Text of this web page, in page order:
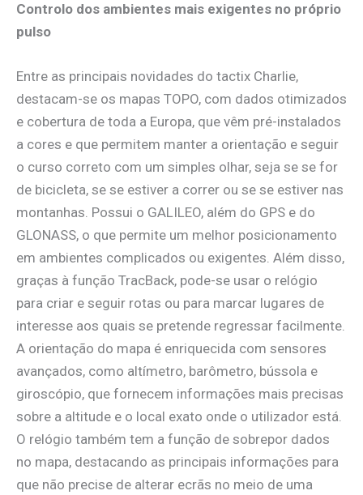
Controlo dos ambientes mais exigentes no próprio
pulso
Entre as principais novidades do tactix Charlie,
destacam-se os mapas TOPO, com dados otimizados
e cobertura de toda a Europa, que vêm pré-instalados
a cores e que permitem manter a orientação e seguir
o curso correto com um simples olhar, seja se se for
de bicicleta, se se estiver a correr ou se se estiver nas
montanhas. Possui o GALILEO, além do GPS e do
GLONASS, o que permite um melhor posicionamento
em ambientes complicados ou exigentes. Além disso,
graças à função TracBack, pode-se usar o relógio
para criar e seguir rotas ou para marcar lugares de
interesse aos quais se pretende regressar facilmente.
A orientação do mapa é enriquecida com sensores
avançados, como altímetro, barômetro, bússola e
giroscópio, que fornecem informações mais precisas
sobre a altitude e o local exato onde o utilizador está.
O relógio também tem a função de sobrepor dados
no mapa, destacando as principais informações para
que não precise de alterar ecrãs no meio de uma